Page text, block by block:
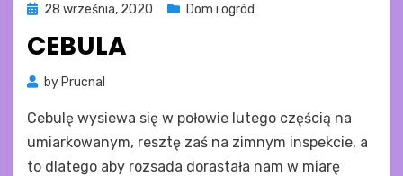
Posted
28 września, 2020 Dom i ogród
CEBULA
by Prucnal
Cebulę wysiewa się w połowie lutego częścią na
umiarkowanym, resztę zaś na zimnym inspekcie, a
to dlatego aby rozsada dorastała nam w miarę